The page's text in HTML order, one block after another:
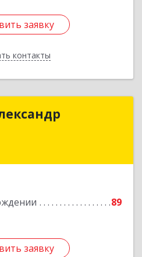
заявку
контакты
заявку
Назад
89
заявку
Александр
Подробнее
заявку